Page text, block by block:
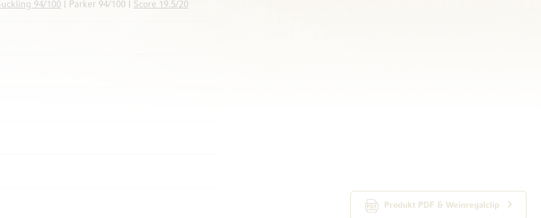
Produkt PDF & Weinregalclip
94/100 | Parker 94/100 | Score 19.5/20